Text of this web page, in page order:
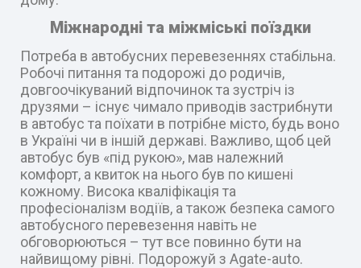
Міжнародні та міжміські поїздки
Потреба в автобусних перевезеннях стабільна.
Робочі питання та подорожі до родичів,
довгоочікуваний відпочинок та зустріч із
друзями – існує чимало приводів застрибнути
в автобус та поїхати в потрібне місто, будь воно
в Україні чи в іншій державі. Важливо, щоб цей
автобус був «під рукою», мав належний
комфорт, а квиток на нього був по кишені
кожному. Висока кваліфікація та
професіоналізм водіїв, а також безпека самого
автобусного перевезення навіть не
обговорюються – тут все повинно бути на
найвищому рівні. Подорожуй з Agate-auto.